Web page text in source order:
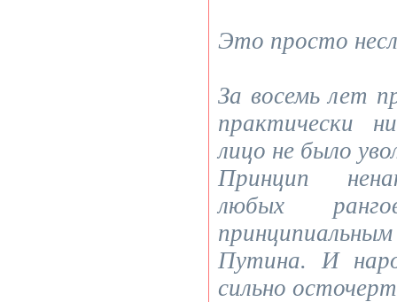
Это просто
За восемь лет
практически
лицо не было
Принцип
любых
Путина. И
сильно